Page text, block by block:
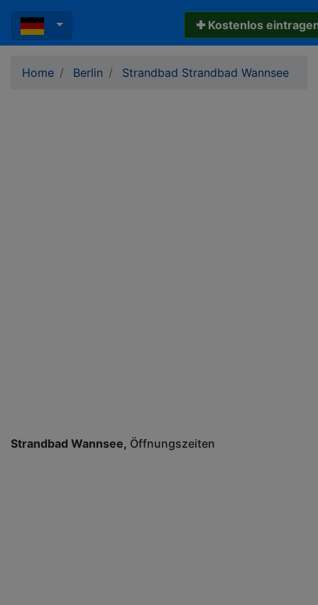
✚ Kostenlos
Home Berlin Strandbad Strandbad Wannsee
Strandbad Wannsee Öffnungszeiten